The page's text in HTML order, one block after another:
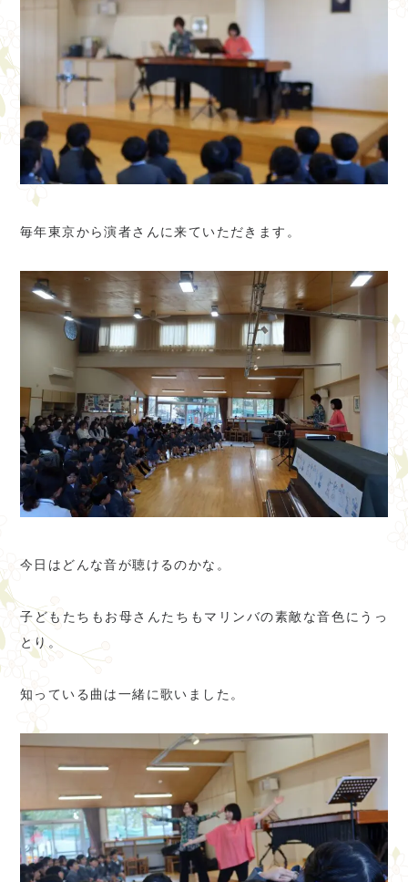
毎年東京から演者さんに来ていただきます。
今日はどんな音が聴けるのかな。
子どもたちもお母さんたちもマリンバの素敵な音色にうっ
とり。
知っている曲は一緒に歌いました。